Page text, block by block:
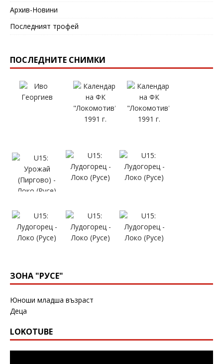
Архив-Новини
Последният трофей
ПОСЛЕДНИТЕ СНИМКИ
ЗОНА "РУСЕ"
Юноши младша възраст
Деца
LOKOTUBE